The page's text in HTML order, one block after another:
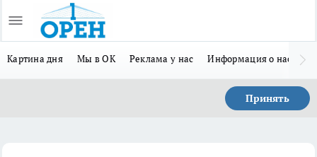
Картина дня Мы в ОК Реклама у нас Информация о нас
Принять